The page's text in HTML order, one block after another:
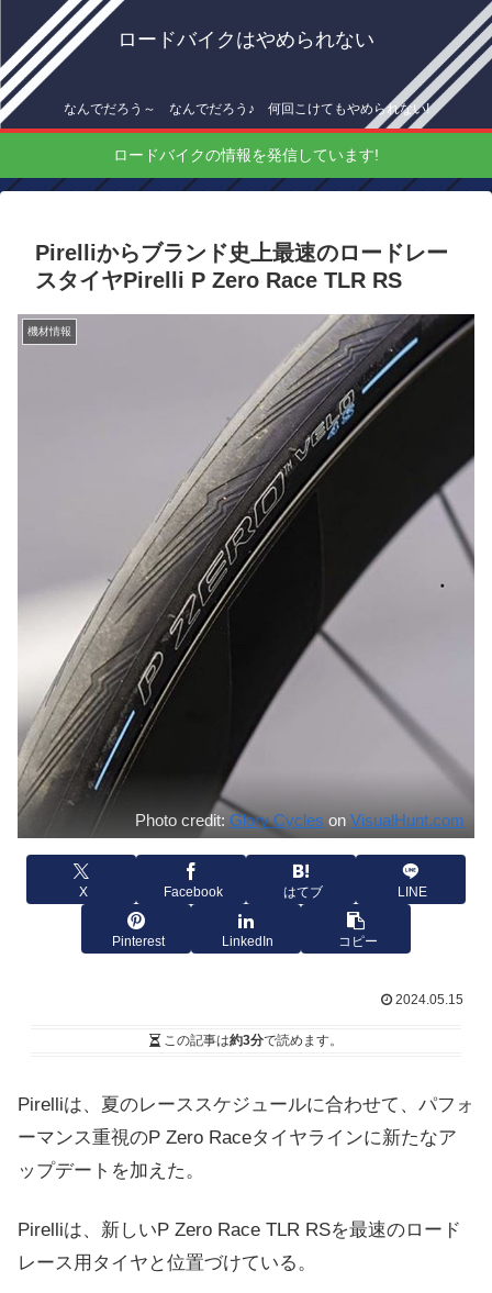
ロードバイクはやめられない
なんでだろう～ なんでだろう♪ 何回こけてもやめられない!
ロードバイクの情報を発信しています!
Pirelliからブランド史上最速のロードレー
スタイヤPirelli P Zero Race TLR RS
機材情報
Photo credit: Glory Cycles on VisualHunt.com
X Facebook はてブ LINE
Pinterest LinkedIn コピー
2024.05.15
この記事は約3分で読めます。
Pirelliは、夏のレーススケジュールに合わせて、パフォ
ーマンス重視のP Zero Raceタイヤラインに新たなア
ップデートを加えた。
Pirelliは、新しいP Zero Race TLR RSを最速のロード
レース用タイヤと位置づけている。